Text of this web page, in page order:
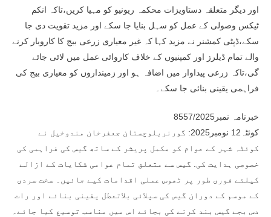
اور دیگر متعلقہ دستاویزات محکمہ ریونیو کو مہیا کریں،تاکہ انکم
ٹیکس وصولی کے عمل کو سہل بنایا جا سکے اور مزید تقویت دی جا
سکے،ڈپٹی کمشنر نے مزید کہا کہ غیر معیاری زرعی بیج کا کاروبار کرنے
والے تمام ڈیلرز اور کمپنیوں کے خلاف کاروائی عمل میں لائی جائے
گی،تاکہ زرعی پیداوار میں اضافہ ہو اور زمینداروں کو معیاری بیج کی
فراہمی یقینی بنائی جا سکے۔
خبرنامہ نمبر8557/2025
کوئٹہ12 نومبر2025: گورنربلوچستان جعفرخان مندوخیل نے
کوئٹہ شہر کے عوام کو مکمل پریشر کے ساتھ گیس کی فراہمی کی
خصوصی ہدایت کی. گیس سے متعلق تمام عوامی شکایات کے ازالے
کیلئے فوری طور پر ٹھوس عملی اقدامات کیے جائیں۔ سخت سردی
کے موسم کے دوران گیس کی سپلائی بلاتعطل یقینی بنائے اور رات
دس بجے گیس بند کرنے کی بجائے اس میں مناسب توسیع کیا جائے۔